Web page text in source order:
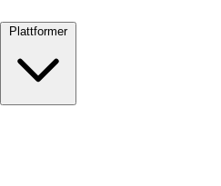
Plattformer